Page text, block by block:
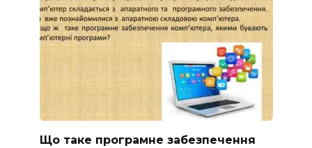
Що таке програмне забезпечення